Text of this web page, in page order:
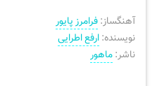
آهنگساز:فرامرز پایور
نویسنده:ارفع اطرایی
ناشر:ماهور